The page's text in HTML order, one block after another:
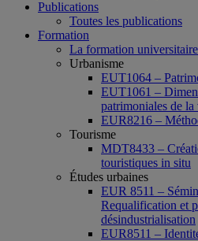
Publications
Toutes les publications
Formation
La formation
Urbanisme
EUT1064 –
EUT1061 –
patrimoniales de
EUR8216 –
Tourisme
MDT8433 –
touristiques in situ
Études urbaines
EUR 8511 –
Requalification et
désindustrialisation
EUR8511 –